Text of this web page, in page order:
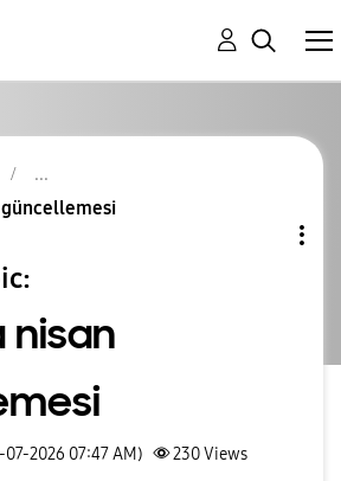
güncellemesi
nisan
2026 07:47 AM) 230Views